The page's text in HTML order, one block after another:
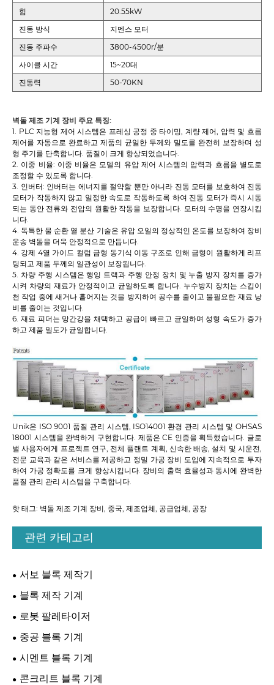
힘
20.55kW
진동 방식
지멘스 모터
진동 주파수
3800-4500r/분
사이클 시간
15~20대
진동력
50-70KN
벽돌 제조 기계 장비 주요 특징:
1. PLC 지능형 제어 시스템은 프레싱 공정 중 타이밍, 계량 제어, 압력 및 흐름
제어를 자동으로 완료하고 제품의 균일한 두께와 밀도를 완전히 보장하며 성
형 주기를 단축합니다. 품질이 크게 향상되었습니다.
2. 이중 비율: 이중 비율은 모델의 유압 제어 시스템의 압력과 흐름을 별도로
조정할 수 있도록 합니다.
3. 인버터: 인버터는 에너지를 절약할 뿐만 아니라 진동 모터를 보호하여 진동
모터가 작동하지 않고 일정한 속도로 작동하도록 하여 진동 모터가 즉시 시동
되는 동안 전류와 전압의 원활한 작동을 보장합니다. 모터의 수명을 연장시킵
니다.
4. 독특한 물 순환 열 분산 기술은 유압 오일의 정상적인 온도를 보장하여 장비
운송 벽돌을 더욱 안정적으로 만듭니다.
4. 강제 4열 가이드 컬럼 금형 동기식 이동 구조로 인해 금형이 원활하게 리프
팅되고 제품 두께의 일관성이 보장됩니다.
5. 차량 주행 시스템은 행잉 트랙과 주행 안정 장치 및 누출 방지 장치를 증가
시켜 차량의 재료가 안정적이고 균일하도록 합니다. 누수방지 장치는 스킵이
천 작업 중에 새거나 흩어지는 것을 방지하여 공수를 줄이고 불필요한 재료 낭
비를 줄이는 것입니다.
6. 재료 피더는 망간강을 채택하고 공급이 빠르고 균일하며 성형 속도가 증가
하고 제품 밀도가 균일합니다.
Unik은 ISO 9001 품질 관리 시스템, ISO14001 환경 관리 시스템 및 OHSAS
18001 시스템을 완벽하게 구현합니다. 제품은 CE 인증을 획득했습니다. 글로
벌 사용자에게 프로젝트 연구, 전체 플랜트 계획, 신속한 배송, 설치 및 시운전,
전문 교육과 같은 서비스를 제공하고 정밀 가공 장비 도입에 지속적으로 투자
하여 가공 정확도를 크게 향상시킵니다. 장비의 출력 효율성과 동시에 완벽한
품질 관리 관리 시스템을 구축합니다.
핫 태그: 벽돌 제조 기계 장비, 중국, 제조업체, 공급업체, 공장
관련 카테고리
서보 블록 제작기
블록 제작 기계
로봇 팔레타이저
중공 블록 기계
시멘트 블록 기계
콘크리트 블록 기계